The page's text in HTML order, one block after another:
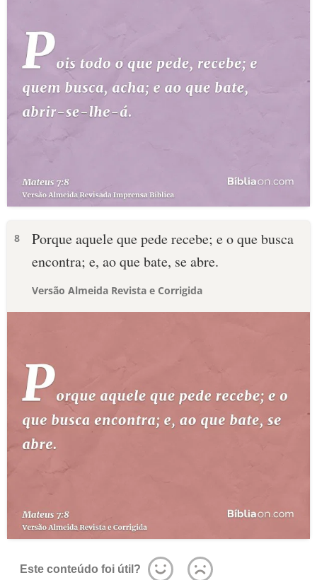
8
Porque aquele que pede recebe; e o que busca
encontra; e, ao que bate, se abre.
Versão Almeida Revista e Corrigida
Este conteúdo foi útil?